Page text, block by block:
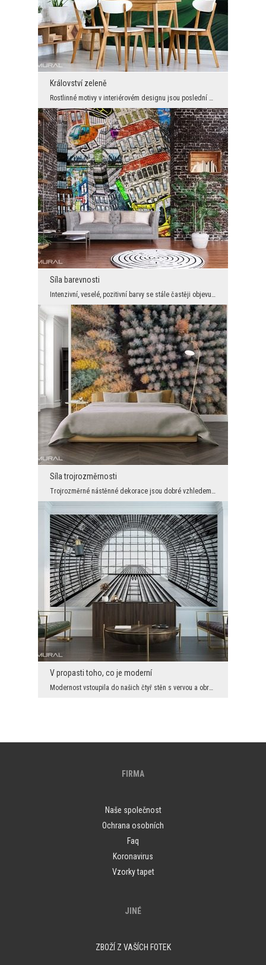
Království zeleně
Rostlinné motivy v interiérovém designu jsou poslední dobou obrovským hitem, trojrozměrné rovněž....
Síla barevnosti
Intenzivní, veselé, pozitivní barvy se stále častěji objevují jako hlavní prvky nástěnných dekora...
Síla trojrozměrnosti
Trojrozměrné nástěnné dekorace jsou dobré vzhledem k tomu, že díky nim opticky zvětšíme prostor. ...
V propasti toho, co je moderní
Modernost vstoupila do našich čtyř stěn s vervou a obrovskou energií. A to je dobře, protože díky...
FIRMA
Naše společnost
Ochrana osobních
Faq
Koronavirus
Vzorky tapet
JINÉ
ZBOŽÍ Z VAŠÍCH FOTEK